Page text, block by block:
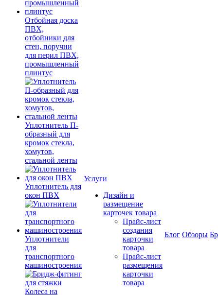
Отбойная доска
ПВХ,
отбойники для
стен, поручни
для перил ПВХ,
промышленный
плинтус
Уплотнитель П-
образный для
кромок стекла,
хомутов,
стальной ленты
Уплотнитель для
окон ПВХ
Уплотнители
для
транспортного
машиностроения
Услуги
Дизайн и
размещение
карточек товара
Прайс-лист
создания
карточки
товара
Прайс-лист
размещения
карточки
товара
Блог Обзоры